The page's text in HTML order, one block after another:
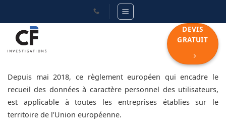
contenu
DEVIS
GRATUIT
Depuis mai 2018, ce règlement européen qui encadre le
recueil des données à caractère personnel des utilisateurs,
est applicable à toutes les entreprises établies sur le
territoire de l’Union européenne.